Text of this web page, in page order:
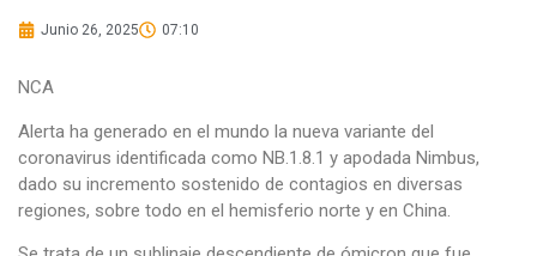
Junio 26, 2025 07:10
NCA
Alerta ha generado en el mundo la nueva variante del
coronavirus identificada como NB.1.8.1 y apodada Nimbus,
dado su incremento sostenido de contagios en diversas
regiones, sobre todo en el hemisferio norte y en China.